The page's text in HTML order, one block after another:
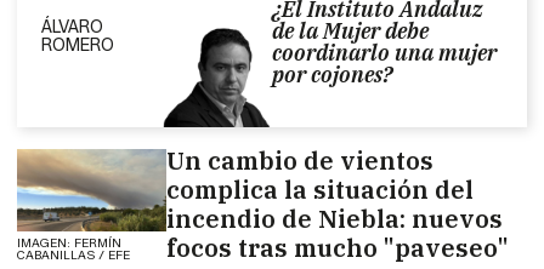
¿El Instituto Andaluz
de la Mujer debe
coordinarlo una mujer
por cojones?
ÁLVARO
ROMERO
IMAGEN: FERMÍN
CABANILLAS / EFE
Un cambio de vientos
complica la situación del
incendio de Niebla: nuevos
focos tras mucho "paveseo"